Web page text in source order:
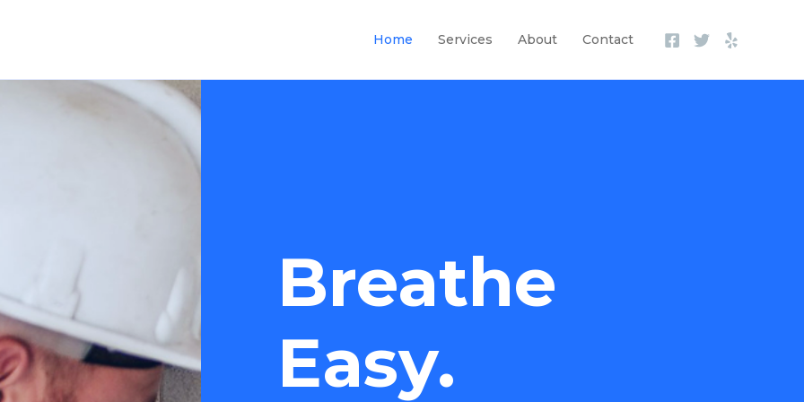
Home Services About Contact
Breathe
Easy.